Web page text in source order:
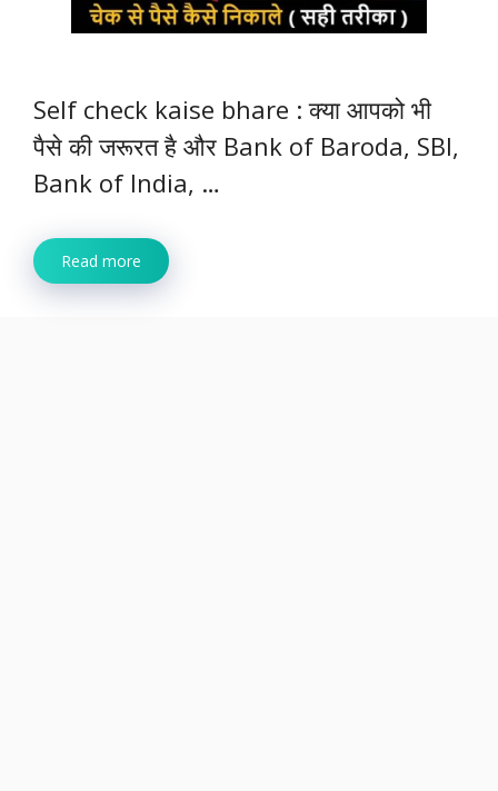
Self check kaise bhare : क्या आपको भी
पैसे की जरूरत है और Bank of Baroda, SBI,
Bank of India, …
Read more